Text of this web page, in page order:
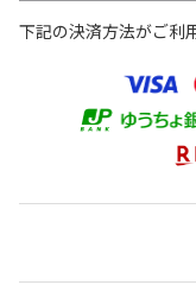
下記の決済方法がご利